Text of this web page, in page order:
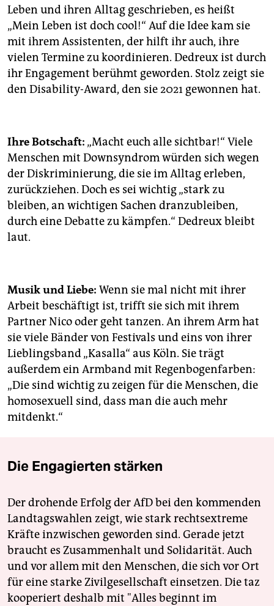
Leben und ihren Alltag geschrieben, es heißt
„Mein Leben ist doch cool!“ Auf die Idee kam sie
mit ihrem Assistenten, der hilft ihr auch, ihre
vielen Termine zu koordinieren. Dedreux ist durch
ihr Engagement berühmt geworden. Stolz zeigt sie
den Disability-Award, den sie 2021 gewonnen hat.
Ihre Botschaft: „Macht euch alle sichtbar!“ Viele
Menschen mit Downsyndrom würden sich wegen
der Diskriminierung, die sie im Alltag erleben,
zurückziehen. Doch es sei wichtig „stark zu
bleiben, an wichtigen Sachen dranzubleiben,
durch eine Debatte zu kämpfen.“ Dedreux bleibt
laut.
Musik und Liebe: Wenn sie mal nicht mit ihrer
Arbeit beschäftigt ist, trifft sie sich mit ihrem
Partner Nico oder geht tanzen. An ihrem Arm hat
sie viele Bänder von Festivals und eins von ihrer
Lieblingsband „Kasalla“ aus Köln. Sie trägt
außerdem ein Armband mit Regenbogenfarben:
„Die sind wichtig zu zeigen für die Menschen, die
homosexuell sind, dass man die auch mehr
mitdenkt.“
Die Engagierten stärken
Der drohende Erfolg der AfD bei den kommenden
Landtagswahlen zeigt, wie stark rechtsextreme
Kräfte inzwischen geworden sind. Gerade jetzt
braucht es Zusammenhalt und Solidarität. Auch
und vor allem mit den Menschen, die sich vor Ort
für eine starke Zivilgesellschaft einsetzen. Die taz
kooperiert deshalb mit "Alles beginnt im